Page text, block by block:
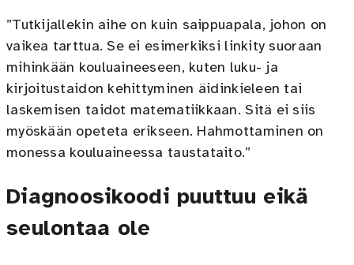
”Tutkijallekin aihe on kuin saippuapala, johon on
vaikea tarttua. Se ei esimerkiksi linkity suoraan
mihinkään kouluaineeseen, kuten luku- ja
kirjoitustaidon kehittyminen äidinkieleen tai
laskemisen taidot matematiikkaan. Sitä ei siis
myöskään opeteta erikseen. Hahmottaminen on
monessa kouluaineessa taustataito.”
Diagnoosikoodi puuttuu eikä
seulontaa ole